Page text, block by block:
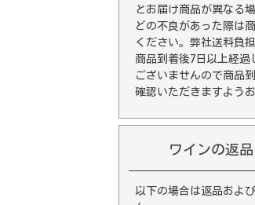
とお届け商品が異なる
どの不良があった際は
ください。弊社送料負
商品到着後7日以上経過
ございませんので商品
確認いただきますよう
ワインの返
以下の場合は返品およ